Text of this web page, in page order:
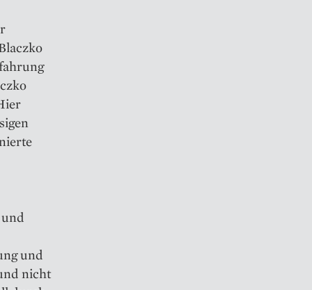
und
nicht